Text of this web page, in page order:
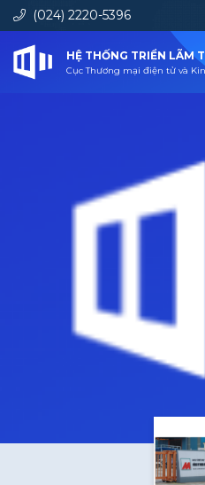
(024) 2220-5396
HỆ THỐNG TRIỂN LÃM
Cục Thương mại điện tử và